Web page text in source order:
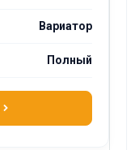
Вариатор
Полный